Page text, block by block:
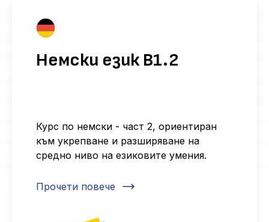
Немски език B1.2
Курс по немски - част 2, ориентиран
към укрепване и разширяване на
средно ниво на езиковите умения.
Прочети повече